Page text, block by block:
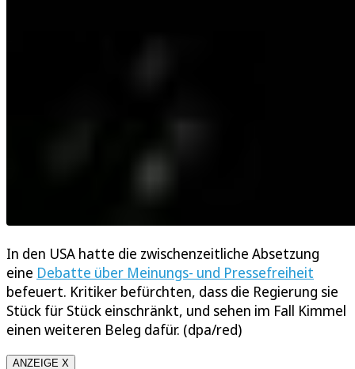
In den USA hatte die zwischenzeitliche Absetzung
eine Debatte über Meinungs- und Pressefreiheit
befeuert. Kritiker befürchten, dass die Regierung sie
Stück für Stück einschränkt, und sehen im Fall Kimmel
einen weiteren Beleg dafür. (dpa/red)
ANZEIGE X